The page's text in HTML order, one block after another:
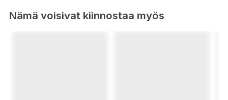
Nämä voisivat kiinnostaa myös